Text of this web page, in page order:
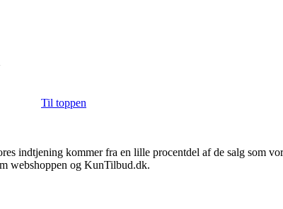
Til toppen
indtjening kommer fra en lille procentdel af de salg som
webshoppen og KunTilbud.dk.